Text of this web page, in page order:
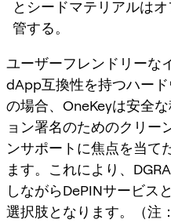
とシードマテリアルは
管する。
ユーザーフレンドリーな
dApp互換性を持つハー
の場合、OneKeyは安全
ョン署名のためのクリー
ンサポートに焦点を当て
ます。これにより、
しながらDePINサービス
選択肢となります。（注